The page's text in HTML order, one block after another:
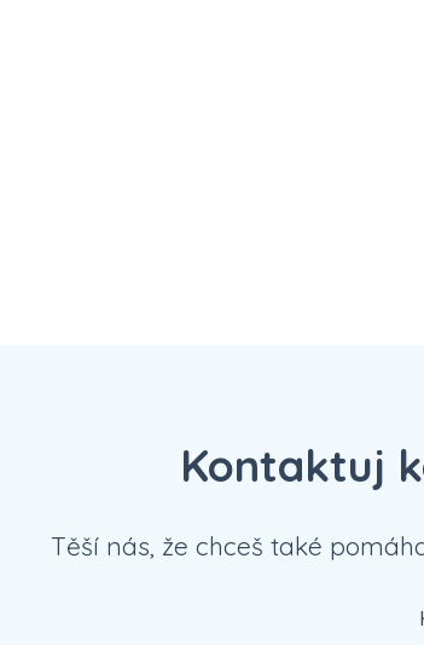
Kontaktuj
Těší nás, že chceš také